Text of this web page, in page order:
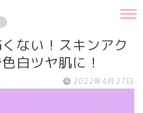
ない！スキンアク
白ツヤ肌に！
2022年4月27日